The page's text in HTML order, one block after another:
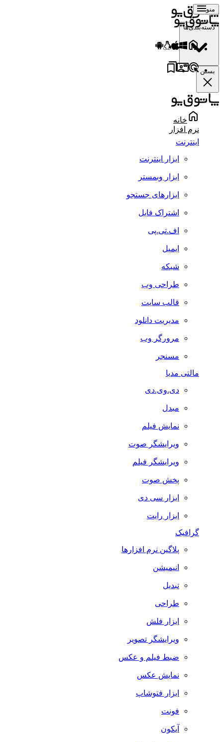
منو
دسته‌بندی‌ها
بستن
خانه
نرم افزار
اینترنت
ابزار اینترنت
ابزار وبمستر
ابزارهای جستجو
اشتراک فایل
اف.تی.پی
ایمیل
شبکه
طراحی وب
قالب سایت
مدیریت دانلود
مرورگر وب
مسنجر
مالتی مدیا
دی.وی.دی
مبدل
نمایش فیلم
ویرایشگر صوت
ویرایشگر فیلم
پخش صوت
ابزار سی دی
ابزار رایت
گرافیک
پلاگین نرم افزارها
انیمیشن
تبدیل
طراحی
ابزار فلش
ویرایشگر تصویر
ضبط فيلم و عكس
نمایش عکس
ابزار فتوشاپ
فونت
آیکون